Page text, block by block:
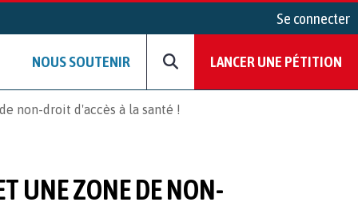
Se connecter
NOUS SOUTENIR LANCER UNE PÉTITION
non-droit d'accès à la santé !
UNE ZONE DE NON-